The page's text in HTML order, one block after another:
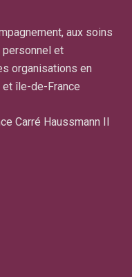
aux soins
personnel et
organisations en
île-de-France
Carré Haussmann II